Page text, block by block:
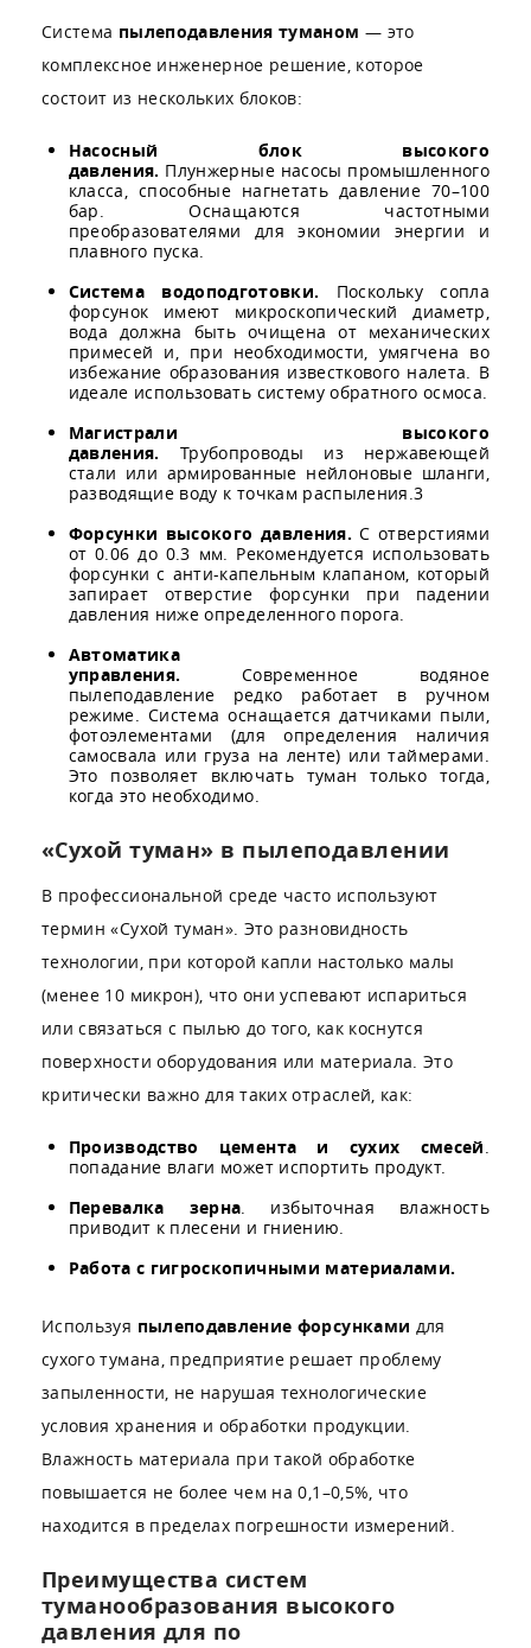
Система пылеподавления туманом — это
комплексное инженерное решение, которое
состоит из нескольких блоков:
Насосный блок высокого
давления. Плунжерные насосы промышленного
класса, способные нагнетать давление 70–100
бар. Оснащаются частотными
преобразователями для экономии энергии и
плавного пуска.
Система водоподготовки. Поскольку сопла
форсунок имеют микроскопический диаметр,
вода должна быть очищена от механических
примесей и, при необходимости, умягчена во
избежание образования известкового налета. В
идеале использовать систему обратного осмоса.
Магистрали высокого
давления. Трубопроводы из нержавеющей
стали или армированные нейлоновые шланги,
разводящие воду к точкам распыления.3
Форсунки высокого давления.С отверстиями
от 0.06 до 0.3 мм. Рекомендуется использовать
форсунки с анти-капельным клапаном, который
запирает отверстие форсунки при падении
давления ниже определенного порога.
Автоматика
управления. Современное водяное
пылеподавление редко работает в ручном
режиме. Система оснащается датчиками пыли,
фотоэлементами (для определения наличия
самосвала или груза на ленте) или таймерами.
Это позволяет включать туман только тогда,
когда это необходимо.
«Сухой туман» в пылеподавлении
В профессиональной среде часто используют
термин «Сухой туман». Это разновидность
технологии, при которой капли настолько малы
(менее 10 микрон), что они успевают испариться
или связаться с пылью до того, как коснутся
поверхности оборудования или материала. Это
критически важно для таких отраслей, как:
Производство цемента и сухих смесей.
попадание влаги может испортить продукт.
Перевалка зерна. избыточная влажность
приводит к плесени и гниению.
Работа с гигроскопичными материалами.
Используя пылеподавление форсунками для
сухого тумана, предприятие решает проблему
запыленности, не нарушая технологические
условия хранения и обработки продукции.
Влажность материала при такой обработке
повышается не более чем на 0,1–0,5%, что
находится в пределах погрешности измерений.
Преимущества систем
туманообразования высокого
давления для по